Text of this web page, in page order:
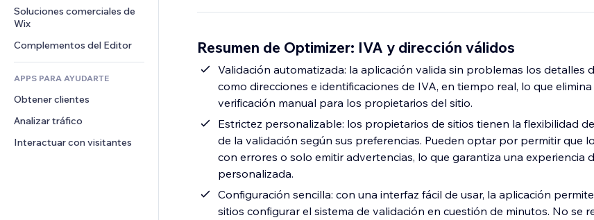
Crowdfunding
Alimentos y bebidas
Noticias
Servicios de contenido
Efectos de texto
Banners e insignias
Calculadoras
Buscar
Teléfono
Comunidad
Reseñas y testimonios
Soluciones comerciales de
Wix
Complementos del Editor
APPS PARA AYUDARTE
Obtener clientes
Analizar tráfico
Interactuar con visitantes
Resumen de Optimizer: IVA y dirección válidos
Validación automatizada: la aplicación valida sin problemas los detalles
como direcciones e identificaciones de IVA, en tiempo real, lo que
verificación manual para los propietarios del sitio.
Estrictez personalizable: los propietarios de sitios tienen la flexibilidad
de la validación según sus preferencias. Pueden optar por permitir que
con errores o solo emitir advertencias, lo que garantiza una experiencia
personalizada.
Configuración sencilla: con una interfaz fácil de usar, la aplicación
sitios configurar el sistema de validación en cuestión de minutos. No se